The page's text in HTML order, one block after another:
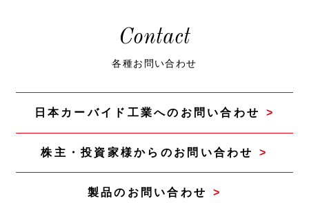
Contact
各種お問い合わせ
日本カーバイド工業へのお問い合わせ
株主・投資家様からのお問い合わせ
製品のお問い合わせ